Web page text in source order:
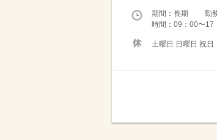
期間：長期 勤務
時間：09：00〜17
土曜日 日曜日 祝日